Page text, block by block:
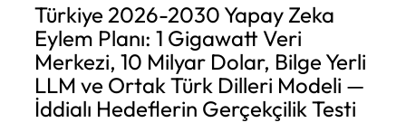
Türkiye 2026-2030 Yapay Zeka
Eylem Planı: 1 Gigawatt Veri
Merkezi, 10 Milyar Dolar, Bilge Yerli
LLM ve Ortak Türk Dilleri Modeli —
İddialı Hedeflerin Gerçekçilik Testi